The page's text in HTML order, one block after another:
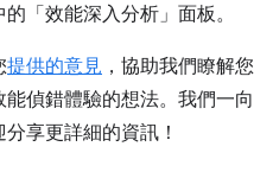
「效能深入分析」 面板。
提供的意見 ，協助我們瞭解您
偵錯體驗的想法。我們一向
享更詳細的資訊！